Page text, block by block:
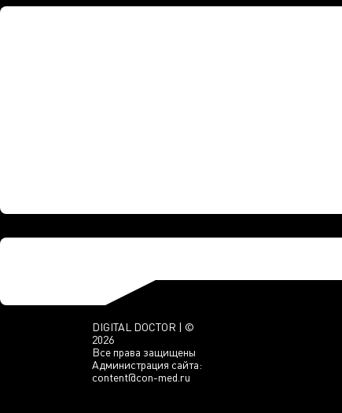
DIGITAL DOCTOR | ©
2026
Все права защищены
Администрация сайта:
content@con-med.ru